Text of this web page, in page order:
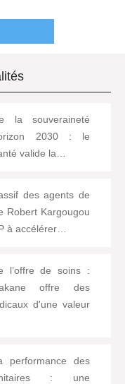
la souveraineté
2030 : le
valide la…
des agents de
Robert Kargougou
à accélérer…
l’offre de soins :
offre des
d'une valeur
performance des
: une